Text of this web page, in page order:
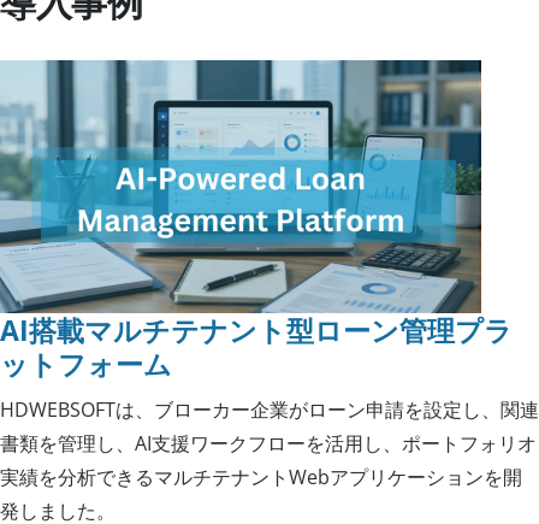
AI搭載マルチテナント型ローン管理プラ
ットフォーム
HDWEBSOFTは、ブローカー企業がローン申請を設定し、関連
書類を管理し、AI支援ワークフローを活用し、ポートフォリオ
実績を分析できるマルチテナントWebアプリケーションを開
発しました。